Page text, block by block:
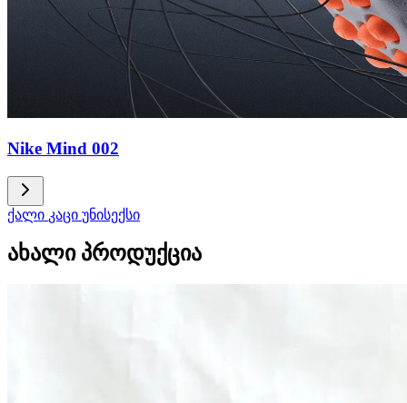
Nike Mind 002
ქალი კაცი უნისექსი
ახალი პროდუქცია